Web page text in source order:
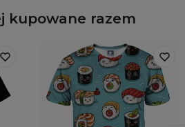
kupowane razem